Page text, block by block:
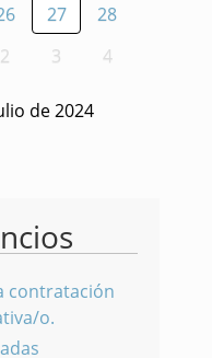
27
28
2 3 4
de 2024
contratación
o.